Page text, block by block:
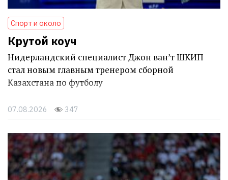
Спорт и около
Крутой коуч
Нидерландский специалист Джон ван’т ШКИП
стал новым главным тренером сборной
Казахстана по футболу
07.08.2026 347